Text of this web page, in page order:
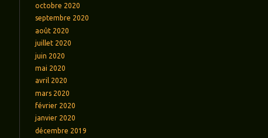
octobre 2020
septembre 2020
août 2020
juillet 2020
juin 2020
mai 2020
avril 2020
mars 2020
février 2020
janvier 2020
décembre 2019